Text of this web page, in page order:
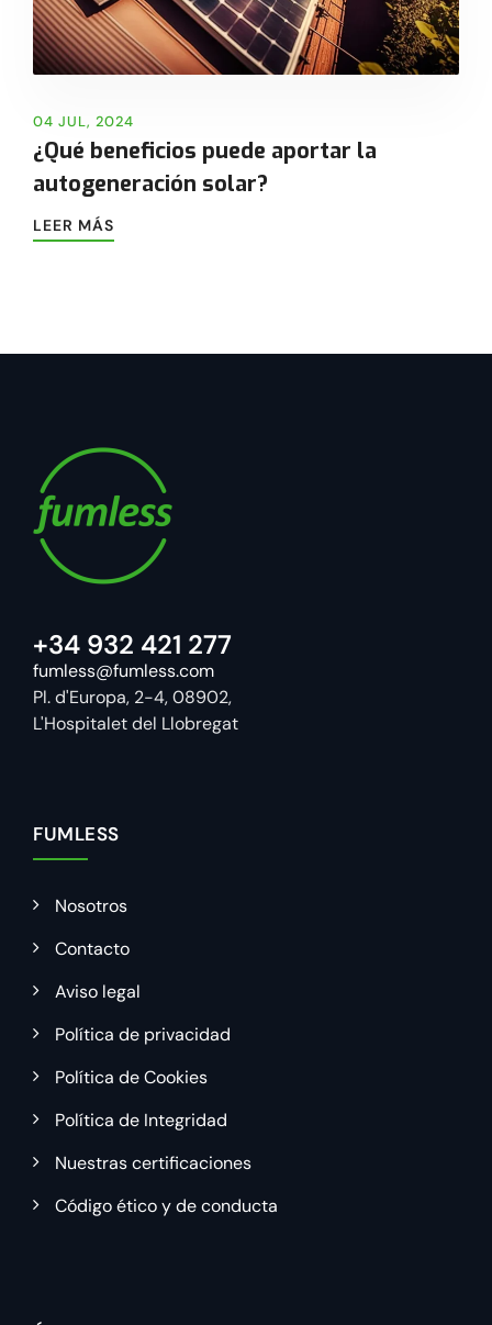
04 JUL, 2024
¿Qué beneficios puede aportar la
autogeneración solar?
LEER MÁS
+34 932 421 277
fumless@fumless.com
Pl. d'Europa, 2-4, 08902,
L'Hospitalet del Llobregat
FUMLESS
Nosotros
Contacto
Aviso legal
Política de privacidad
Política de Cookies
Política de Integridad
Nuestras certificaciones
Código ético y de conducta